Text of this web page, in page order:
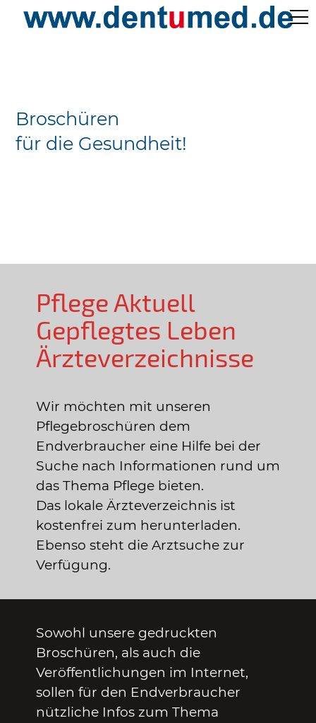
Ärzteverzeichnisse
Broschüren
für die Gesundheit!
Pflege Aktuell
Gepflegtes Leben
Ärzteverzeichnisse
Wir möchten mit unseren
Pflegebroschüren dem
Endverbraucher eine Hilfe bei der
Suche nach Informationen rund um
das Thema Pflege bieten.
Das lokale Ärzteverzeichnis ist
kostenfrei zum herunterladen.
Ebenso steht die Arztsuche zur
Verfügung.
Sowohl unsere gedruckten
Broschüren, als auch die
Veröffentlichungen im Internet,
sollen für den Endverbraucher
nützliche Infos zum Thema